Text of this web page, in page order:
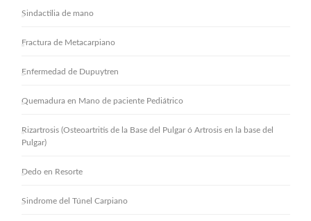
Sindactilia de mano
Fractura de Metacarpiano
Enfermedad de Dupuytren
Quemadura en Mano de paciente Pediátrico
Rizartrosis (Osteoartritis de la Base del Pulgar ó Artrosis en la base del
Pulgar)
Dedo en Resorte
Sindrome del Túnel Carpiano